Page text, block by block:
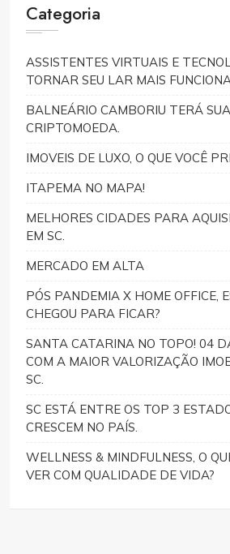
Categoria
ASSISTENTES VIRTUAIS E
TORNAR SEU LAR MAIS
BALNEÁRIO CAMBORIU TERÁ
CRIPTOMOEDA.
IMOVEIS DE LUXO, O QUE VOCÊ
ITAPEMA NO MAPA!
MELHORES CIDADES PARA
EM SC.
MERCADO EM ALTA
PÓS PANDEMIA X HOME OFFICE,
CHEGOU PARA FICAR?
SANTA CATARINA NO TOPO! 04
COM A MAIOR VALORIZAÇÃO
SC.
SC ESTÁ ENTRE OS TOP 3
CRESCEM NO PAÍS.
WELLNESS & MINDFULNESS, O
VER COM QUALIDADE DE VIDA?